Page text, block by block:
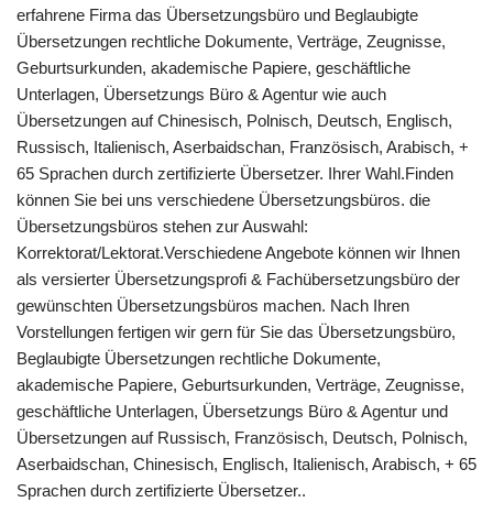
erfahrene Firma das Übersetzungsbüro und Beglaubigte
Übersetzungen rechtliche Dokumente, Verträge, Zeugnisse,
Geburtsurkunden, akademische Papiere, geschäftliche
Unterlagen, Übersetzungs Büro & Agentur wie auch
Übersetzungen auf Chinesisch, Polnisch, Deutsch, Englisch,
Russisch, Italienisch, Aserbaidschan, Französisch, Arabisch, +
65 Sprachen durch zertifizierte Übersetzer. Ihrer Wahl.Finden
können Sie bei uns verschiedene Übersetzungsbüros. die
Übersetzungsbüros stehen zur Auswahl:
Korrektorat/Lektorat.Verschiedene Angebote können wir Ihnen
als versierter Übersetzungsprofi & Fachübersetzungsbüro der
gewünschten Übersetzungsbüros machen. Nach Ihren
Vorstellungen fertigen wir gern für Sie das Übersetzungsbüro,
Beglaubigte Übersetzungen rechtliche Dokumente,
akademische Papiere, Geburtsurkunden, Verträge, Zeugnisse,
geschäftliche Unterlagen, Übersetzungs Büro & Agentur und
Übersetzungen auf Russisch, Französisch, Deutsch, Polnisch,
Aserbaidschan, Chinesisch, Englisch, Italienisch, Arabisch, + 65
Sprachen durch zertifizierte Übersetzer..